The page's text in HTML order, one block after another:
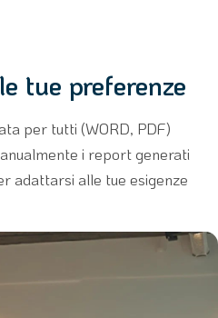
tue preferenze
per tutti (WORD, PDF)
i report generati
adattarsi alle tue esigenze